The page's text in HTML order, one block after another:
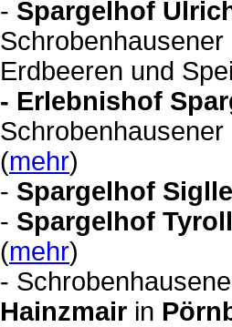
- Spargelhof
Erdbeeren und
- Erlebnishof
(mehr)
- Spargelhof
- Spargelhof
(mehr)
-
Hainzmair in